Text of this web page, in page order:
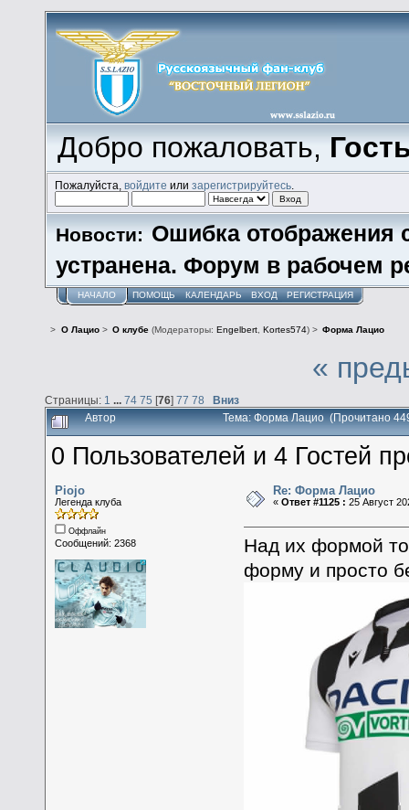
Добро пожаловать,
Пожалуйста,войдите илизарегистрируйтесь
Новости: Ошибка отображения
устранена. Форум в рабочем
НАЧАЛО ПОМОЩЬ КАЛЕНДАРЬ ВХОД РЕГИСТРАЦИЯ
> О Лацио> О клубе(Модераторы: Engelbert, Kortes574) > Форма Лацио
«
Страницы: 1 74 75 [76] 77 78 Вниз
Автор Тема: Форма Лацио (Прочитано
0 Пользователей и 4 Гостей
Piojo
Легенда клуба
Оффлайн
Сообщений: 2368
Re: Форма Лацио
«Ответ #1125 : 25 Август
Над их формой
форму и просто